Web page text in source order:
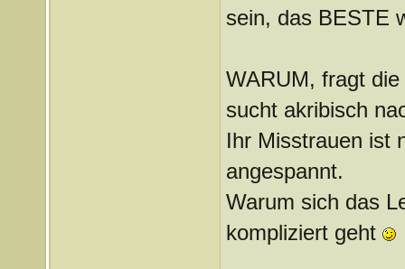
sein, das BESTE
WARUM, fragt
sucht akribisch
Ihr Misstrauen ist
angespannt.
Warum sich das
kompliziert geht